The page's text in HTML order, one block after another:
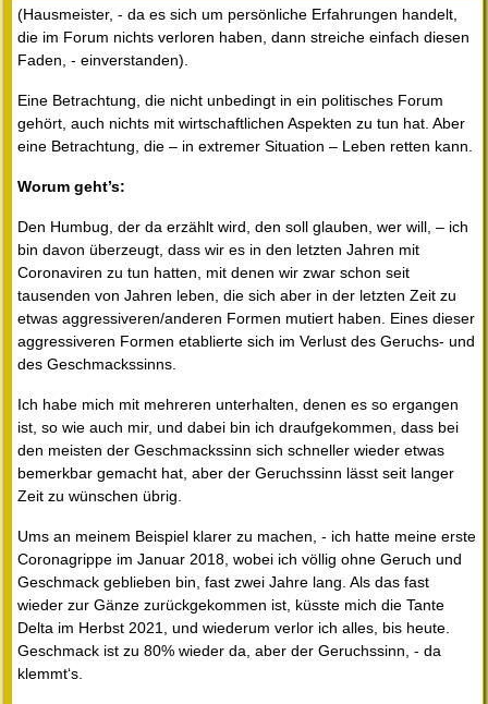
(Hausmeister, - da es sich um persönliche Erfahrungen handelt,
die im Forum nichts verloren haben, dann streiche einfach diesen
Faden, - einverstanden).
Eine Betrachtung, die nicht unbedingt in ein politisches Forum
gehört, auch nichts mit wirtschaftlichen Aspekten zu tun hat. Aber
eine Betrachtung, die – in extremer Situation – Leben retten kann.
Worum geht’s:
Den Humbug, der da erzählt wird, den soll glauben, wer will, – ich
bin davon überzeugt, dass wir es in den letzten Jahren mit
Coronaviren zu tun hatten, mit denen wir zwar schon seit
tausenden von Jahren leben, die sich aber in der letzten Zeit zu
etwas aggressiveren/anderen Formen mutiert haben. Eines dieser
aggressiveren Formen etablierte sich im Verlust des Geruchs- und
des Geschmackssinns.
Ich habe mich mit mehreren unterhalten, denen es so ergangen
ist, so wie auch mir, und dabei bin ich draufgekommen, dass bei
den meisten der Geschmackssinn sich schneller wieder etwas
bemerkbar gemacht hat, aber der Geruchssinn lässt seit langer
Zeit zu wünschen übrig.
Ums an meinem Beispiel klarer zu machen, - ich hatte meine erste
Coronagrippe im Januar 2018, wobei ich völlig ohne Geruch und
Geschmack geblieben bin, fast zwei Jahre lang. Als das fast
wieder zur Gänze zurückgekommen ist, küsste mich die Tante
Delta im Herbst 2021, und wiederum verlor ich alles, bis heute.
Geschmack ist zu 80% wieder da, aber der Geruchssinn, - da
klemmt‘s.